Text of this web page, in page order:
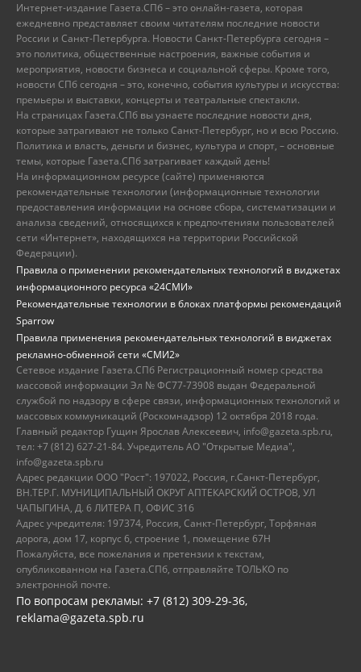
Интернет-издание Газета.СПб – это онлайн-газета, которая
ежедневно представляет своим читателям последние новости
России и Санкт-Петербурга. Новости Санкт-Петербурга сегодня –
это политика, общественные настроения, важные события и
мероприятия, новости бизнеса и социальной сферы. Кроме того,
новости СПб сегодня – это, конечно, события культуры и искусства:
премьеры и выставки, концерты и театральные спектакли.
На страницах Газета.СПб вы узнаете последние новости дня,
которые затрагивают не только Санкт-Петербург, но и всю Россию.
Политика и власть, деньги и бизнес, культура и спорт, – основные
темы, которые Газета.СПб затрагивает каждый день!
На информационном ресурсе (сайте) применяются
рекомендательные технологии (информационные технологии
предоставления информации на основе сбора, систематизации и
анализа сведений, относящихся к предпочтениям пользователей
сети «Интернет», находящихся на территории Российской
Федерации).
Правила о применении рекомендательных технологий в виджетах
информационного ресурса «24СМИ»
Рекомендательные технологии в блоках платформы рекомендаций
Sparrow
Правила применения рекомендательных технологий в виджетах
рекламно-обменной сети «СМИ2»
Сетевое издание Газета.СПб Регистрационный номер средства
массовой информации Эл № ФС77-73908 выдан Федеральной
службой по надзору в сфере связи, информационных технологий и
массовых коммуникаций (Роскомнадзор) 12 октября 2018 года.
Главный редактор Гущин Ярослав Алексеевич, info@gazeta.spb.ru,
тел: +7 (812) 627-21-84. Учредитель АО "Открытые Медиа",
info@gazeta.spb.ru
Адрес редакции ООО "Рост": 197022, Россия, г.Санкт-Петербург,
ВН.ТЕР.Г. МУНИЦИПАЛЬНЫЙ ОКРУГ АПТЕКАРСКИЙ ОСТРОВ, УЛ
ЧАПЫГИНА, Д. 6 ЛИТЕРА П, ОФИС 316
Адрес учредителя: 197374, Россия, Санкт-Петербург, Торфяная
дорога, дом 17, корпус 6, строение 1, помещение 67Н
Пожалуйста, все пожелания и претензии к текстам,
опубликованном на Газета.СПб, отправляйте ТОЛЬКО по
электронной почте.
По вопросам рекламы: +7 (812) 309-29-36,
reklama@gazeta.spb.ru